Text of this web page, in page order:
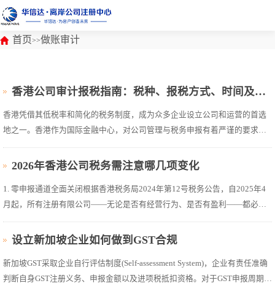
首页>>做账审计
香港公司审计报税指南：税种、报税方式、时间及注意事项
香港凭借其低税率和简化的税务制度，成为众多企业设立公司和运营的首选
地之一。香港作为国际金融中心，对公司管理与税务申报有着严谨的要求。
香港公司法及税务条例规定，每年4月1日至次年3月31日为一个财政年度，香
港有限公司无论是否有利润，每年都必须做账审计(又称核数师报告)，向股
2026年香港公司税务需注意哪几项变化
1. 零申报通道全面关闭根据香港税务局2024年第12号税务公告，自2025年4
月起，所有注册有限公司——无论是否有经营行为、是否有盈利——都必须
同步提交由持牌会计师出具的审计报告，方能完成利得税申报。未附审计报
告的报税申请将被税务局直接退回。2. 电子化报税成为强制要求审计报告、
设立新加坡企业如何做到GST合规
新加坡GST采取企业自行评估制度(Self-assessment System)，企业有责任准确
判断自身GST注册义务、申报金额以及进项税抵扣资格。对于GST申报周期为